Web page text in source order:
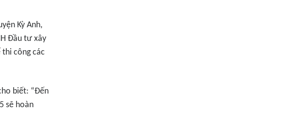
Kỳ Anh,
Đầu tư xây
công các
biết: “Đến
sẽ hoàn